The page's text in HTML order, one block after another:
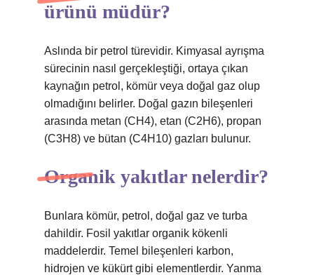
ürünü müdür?
Aslında bir petrol türevidir. Kimyasal ayrışma
sürecinin nasıl gerçekleştiği, ortaya çıkan
kaynağın petrol, kömür veya doğal gaz olup
olmadığını belirler. Doğal gazın bileşenleri
arasında metan (CH4), etan (C2H6), propan
(C3H8) ve bütan (C4H10) gazları bulunur.
Organik yakıtlar nelerdir?
Bunlara kömür, petrol, doğal gaz ve turba
dahildir. Fosil yakıtlar organik kökenli
maddelerdir. Temel bileşenleri karbon,
hidrojen ve kükürt gibi elementlerdir. Yanma